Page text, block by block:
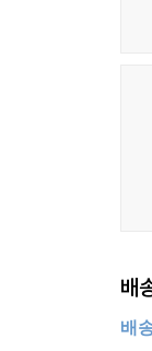
마
제
스
거
배
배